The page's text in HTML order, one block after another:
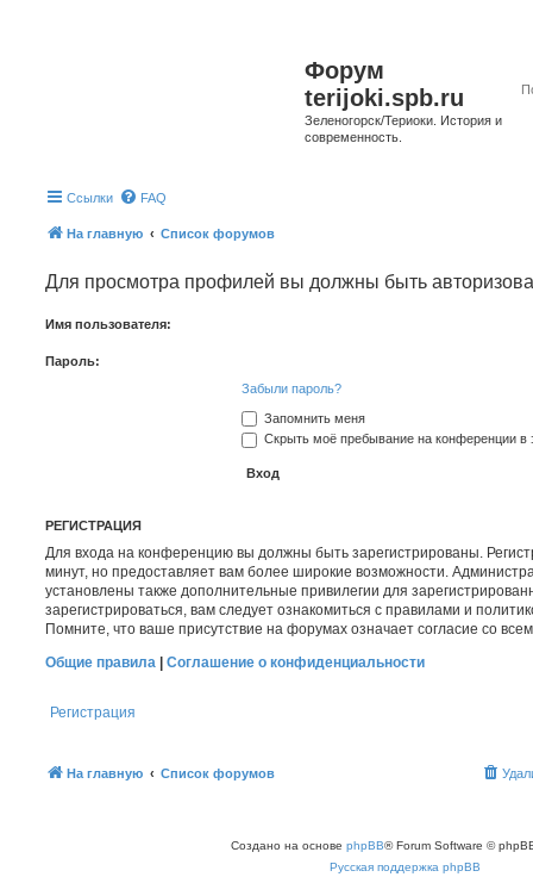
Форум
terijoki.spb.ru
Зеленогорск/Териоки. История и
современность.
Ссылки FAQ
На главную Список форумов
Для просмотра профилей вы должны быть
Имя пользователя:
Пароль:
Забыли пароль?
Запомнить меня
Скрыть моё пребывание на конференции в
РЕГИСТРАЦИЯ
Для входа на конференцию вы должны быть зарегистрированы.
минут, но предоставляет вам более широкие возможности.
установлены также дополнительные привилегии для
зарегистрироваться, вам следует ознакомиться с правилами и
Помните, что ваше присутствие на форумах означает согласие со
Общие правила
Соглашение о конфиденциальности
Регистрация
На главную Список форумов
Создано на основе phpBB® Forum Software ©
Русская поддержка phpBB